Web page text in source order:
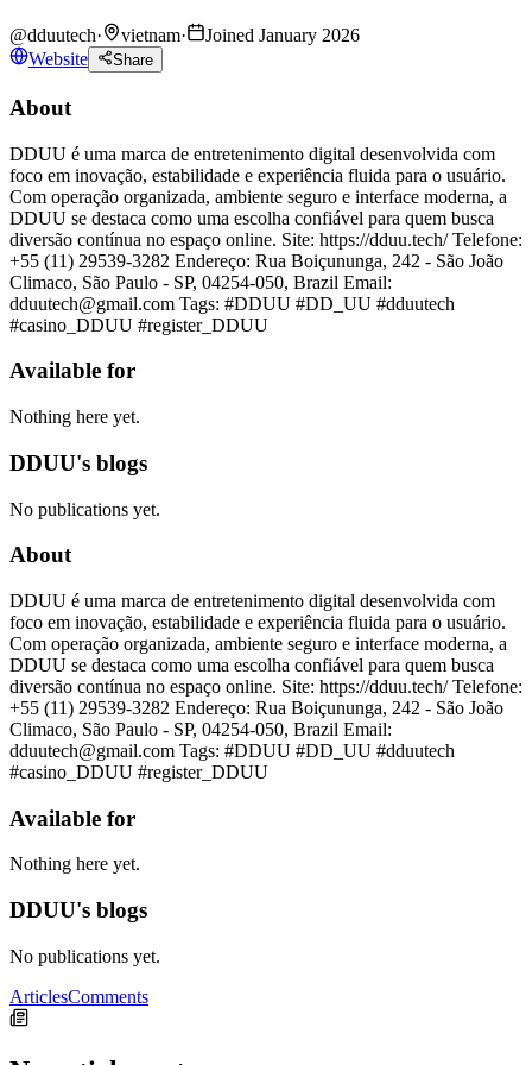
@dduutech· vietnam·
Joined January 2026
Website
Share
About
DDUU é uma marca de entretenimento digital desenvolvida com
foco em inovação, estabilidade e experiência fluida para o usuário.
Com operação organizada, ambiente seguro e interface moderna, a
DDUU se destaca como uma escolha confiável para quem busca
diversão contínua no espaço online. Site: https://dduu.tech/ Telefone:
+55 (11) 29539-3282 Endereço: Rua Boiçununga, 242 - São João
Climaco, São Paulo - SP, 04254-050, Brazil Email:
dduutech@gmail.com Tags: #DDUU #DD_UU #dduutech
#casino_DDUU #register_DDUU
Available for
Nothing here yet.
DDUU's blogs
No publications yet.
About
DDUU é uma marca de entretenimento digital desenvolvida com
foco em inovação, estabilidade e experiência fluida para o usuário.
Com operação organizada, ambiente seguro e interface moderna, a
DDUU se destaca como uma escolha confiável para quem busca
diversão contínua no espaço online. Site: https://dduu.tech/ Telefone:
+55 (11) 29539-3282 Endereço: Rua Boiçununga, 242 - São João
Climaco, São Paulo - SP, 04254-050, Brazil Email:
dduutech@gmail.com Tags: #DDUU #DD_UU #dduutech
#casino_DDUU #register_DDUU
Available for
Nothing here yet.
DDUU's blogs
No publications yet.
ArticlesComments